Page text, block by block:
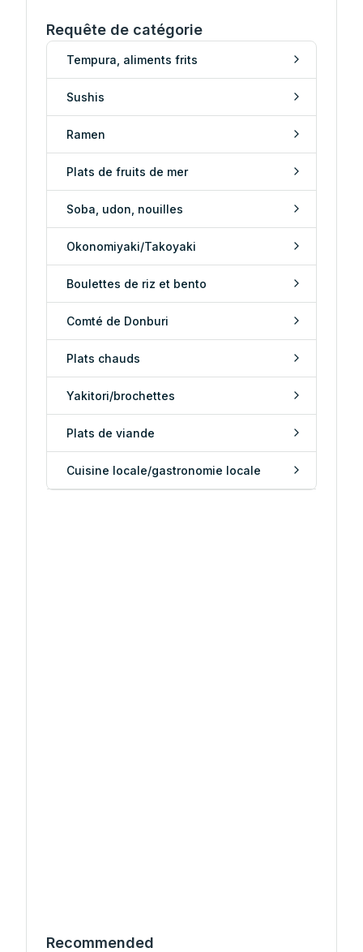
Requête de catégorie
Tempura, aliments frits
Sushis
Ramen
Plats de fruits de mer
Soba, udon, nouilles
Okonomiyaki/Takoyaki
Boulettes de riz et bento
Comté de Donburi
Plats chauds
Yakitori/brochettes
Plats de viande
Cuisine locale/gastronomie locale
Recommended